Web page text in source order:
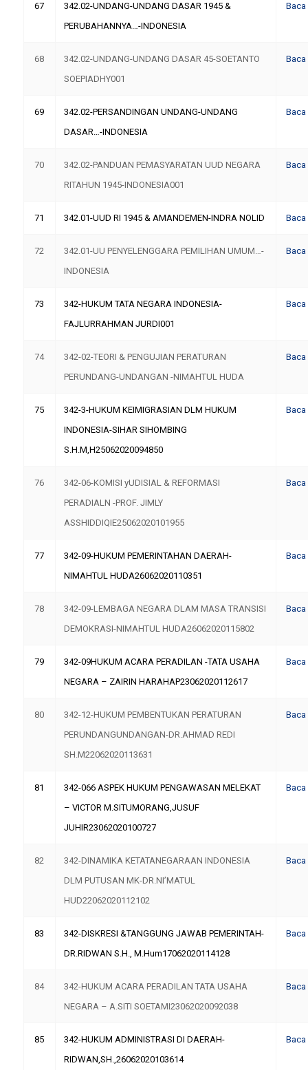
67
342.02-UNDANG-UNDANG DASAR 1945 &
PERUBAHANNYA…-INDONESIA
Baca
68
342.02-UNDANG-UNDANG DASAR 45-SOETANTO
SOEPIADHY001
Baca
69
342.02-PERSANDINGAN UNDANG-UNDANG
DASAR…-INDONESIA
Baca
70
342.02-PANDUAN PEMASYARATAN UUD NEGARA
RITAHUN 1945-INDONESIA001
Baca
71 342.01-UUD RI 1945 & AMANDEMEN-INDRA NOLID Baca
72
342.01-UU PENYELENGGARA PEMILIHAN UMUM…-
INDONESIA
Baca
73
342-HUKUM TATA NEGARA INDONESIA-
FAJLURRAHMAN JURDI001
Baca
74
342-02-TEORI & PENGUJIAN PERATURAN
PERUNDANG-UNDANGAN -NIMAHTUL HUDA
Baca
75
342-3-HUKUM KEIMIGRASIAN DLM HUKUM
INDONESIA-SIHAR SIHOMBING
S.H.M,H25062020094850
Baca
76
342-06-KOMISI yUDISIAL & REFORMASI
PERADIALN -PROF. JIMLY
ASSHIDDIQIE25062020101955
Baca
77
342-09-HUKUM PEMERINTAHAN DAERAH-
NIMAHTUL HUDA26062020110351
Baca
78
342-09-LEMBAGA NEGARA DLAM MASA TRANSISI
DEMOKRASI-NIMAHTUL HUDA26062020115802
Baca
79
342-09HUKUM ACARA PERADILAN -TATA USAHA
NEGARA – ZAIRIN HARAHAP23062020112617
Baca
80
342-12-HUKUM PEMBENTUKAN PERATURAN
PERUNDANGUNDANGAN-DR.AHMAD REDI
SH.M22062020113631
Baca
81
342-066 ASPEK HUKUM PENGAWASAN MELEKAT
– VICTOR M.SITUMORANG,JUSUF
JUHIR23062020100727
Baca
82
342-DINAMIKA KETATANEGARAAN INDONESIA
DLM PUTUSAN MK-DR.NI’MATUL
HUD22062020112102
Baca
83
342-DISKRESI &TANGGUNG JAWAB PEMERINTAH-
DR.RIDWAN S.H., M.Hum17062020114128
Baca
84
342-HUKUM ACARA PERADILAN TATA USAHA
NEGARA – A.SITI SOETAMI23062020092038
Baca
85
342-HUKUM ADMINISTRASI DI DAERAH-
RIDWAN,SH.,26062020103614
Baca